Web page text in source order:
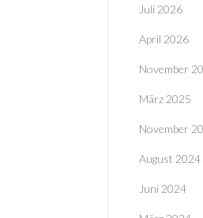
Juli 2026
April 2026
November
März 2025
November
August 2024
Juni 2024